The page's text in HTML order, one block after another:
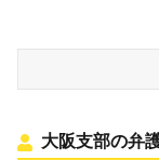
大阪支部の弁